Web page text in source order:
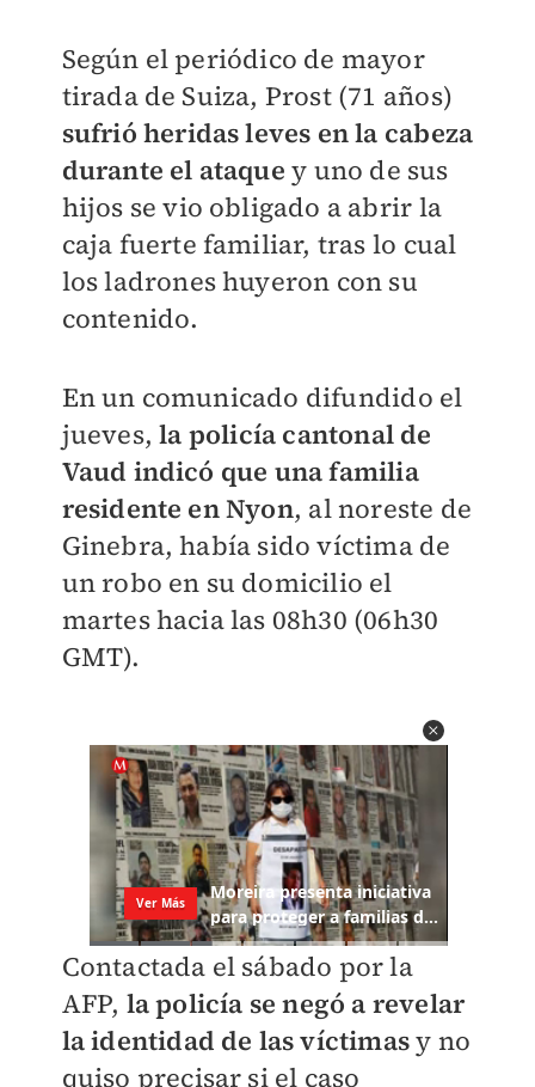
Según el periódico de mayor
tirada de Suiza, Prost (71 años)
sufrió heridas leves en la cabeza
durante el ataque y uno de sus
hijos se vio obligado a abrir la
caja fuerte familiar, tras lo cual
los ladrones huyeron con su
contenido.
En un comunicado difundido el
jueves,la policía cantonal de
Vaud indicó que una familia
residente en Nyon, al noreste de
Ginebra, había sido víctima de
un robo en su domicilio el
martes hacia las 08h30 (06h30
GMT).
Contactada el sábado por la
AFP, la policía se negó a revelar
la identidad de las víctimasy no
quiso precisar si el caso